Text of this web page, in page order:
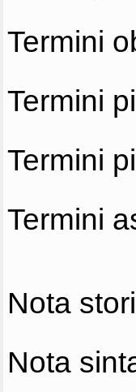
Termini
Termini
Termini
Termini
Nota
Nota